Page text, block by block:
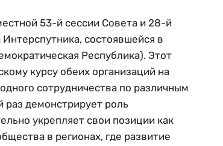
53-й сессии Совета и 28-й
состоявшейся в
Республика). Этот
курсу обеих организаций на
сотрудничества по различным
демонстрирует роль
укрепляет свои позиции как
в регионах, где развитие